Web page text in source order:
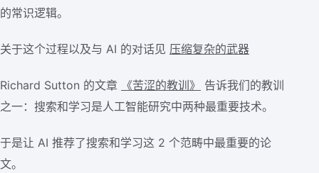
的常识逻辑。
关于这个过程以及与 AI 的对话见 压缩复杂的武器
Richard Sutton 的文章 《苦涩的教训》
告诉我们的教训
之一：搜索和学习是人工智能研究中两种最重要技术。
于是让 AI 推荐了搜索和学习这 2 个范畴中最重要的论
文。